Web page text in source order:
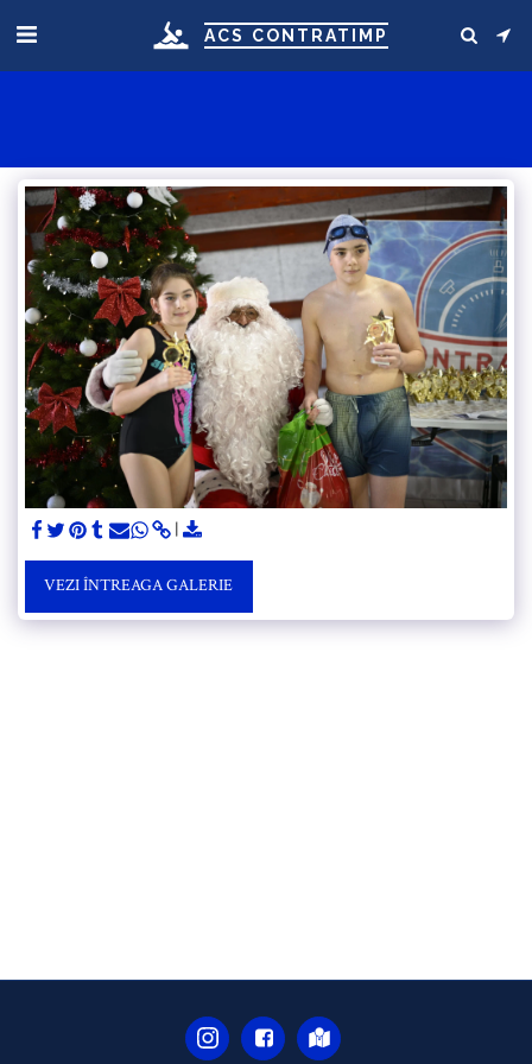
ACS CONTRATIMP
VEZI ÎNTREAGA GALERIE